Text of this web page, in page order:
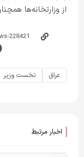
از وزارتخانه‌ها
عراق نخست وزیر
اخبار مرتبط